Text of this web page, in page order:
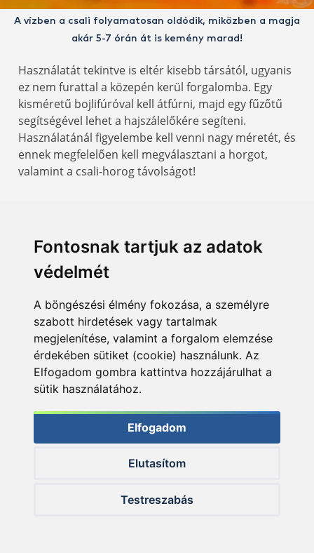
Fontosnak tartjuk az adatok
védelmét
A böngészési élmény fokozása, a személyre
szabott hirdetések vagy tartalmak
megjelenítése, valamint a forgalom elemzése
érdekében sütiket (cookie) használunk. Az
Elfogadom gombra kattintva hozzájárulhat a
sütik használatához.
Elfogadom
Elutasítom
Testreszabás
A vízben a csali folyamatosan oldódik, miközben a magja
akár 5-7 órán át is kemény marad!
Használatát tekintve is eltér kisebb társától, ugyanis
ez nem furattal a közepén kerül forgalomba. Egy
kisméretű bojlifúróval kell átfúrni, majd egy fűzőtű
segítségével lehet a hajszálelőkére segíteni.
Használatánál figyelembe kell venni nagy méretét, és
ennek megfelelően kell megválasztani a horgot,
valamint a csali-horog távolságot!
A Nagyhal Csali akkor is állja a sarat, ha sokat kell várni a